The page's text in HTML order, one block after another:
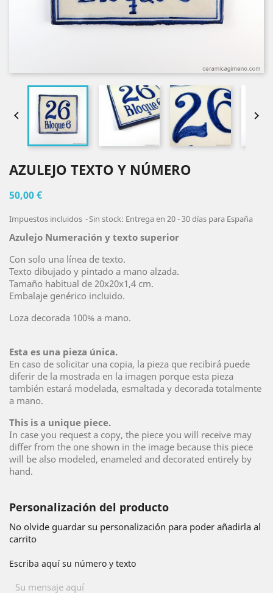
 
AZULEJO TEXTO Y NÚMERO
50,00 €
Impuestos incluidos Sin stock: Entrega en 20 - 30 días para España
Azulejo Numeración y texto superior
Con solo una línea de texto.
Texto dibujado y pintado a mano alzada.
Tamaño habitual de 20x20x1,4 cm.
Embalaje genérico incluido.
Loza decorada 100% a mano.
Esta es una pieza única.
En caso de solicitar una copia, la pieza que recibirá puede
diferir de la mostrada en la imagen porque esta pieza
también estará modelada, esmaltada y decorada totalmente
a mano.
This is a unique piece.
In case you request a copy, the piece you will receive may
differ from the one shown in the image because this piece
will be also modeled, enameled and decorated entirely by
hand.
Personalización del producto
No olvide guardar su personalización para poder añadirla al
carrito
Escriba aquí su número y texto